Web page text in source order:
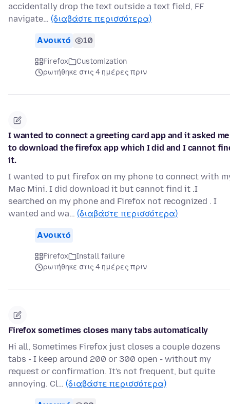
accidentally drop the text outside a text field, FF
navigate… (διαβάστε περισσότερα)
Ανοικτό 10
Firefox
Customization
ρωτήθηκε στις 4 ημέρες πριν
I wanted to connect a greeting card app and it asked me
to download the firefox app which I did and I cannot
it.
I wanted to put firefox on my phone to connect with
Mac Mini. I did download it but cannot find it .I
searched on my phone and Firefox not recognized . I
wanted and wa… (διαβάστε περισσότερα)
Ανοικτό
Firefox
Install failure
ρωτήθηκε στις 4 ημέρες πριν
Firefox sometimes closes many tabs automatically
Hi all, Sometimes Firefox just closes a couple dozens
tabs - I keep around 200 or 300 open - without my
request or confirmation. It's not frequent, but quite
annoying. Cl… (διαβάστε περισσότερα)